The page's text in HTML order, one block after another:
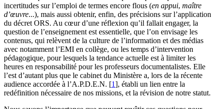
incertitudes sur l’emploi de termes encore flous (en appui, maître
d’œuvre...), mais aussi obtenir, enfin, des précisions sur l’application
du décret ORS. Au cœur d’une réflexion qu’il fallait engager, la
question de l’enseignement est essentielle, que l’on envisage les
contenus, qui relèvent de la culture de l’information et des médias
avec notamment l’EMI en collège, ou les temps d’intervention
pédagogique, pour lesquels la tendance actuelle est à limiter les
heures en responsabilité pour les professeurs documentalistes. Elle
l’est d’autant plus que le cabinet du Ministère a, lors de la récente
audience accordée à l’A.P.D.E.N. [1], établi un lien entre la
redéfinition nécessaire de nos missions, et la révision de notre statut.